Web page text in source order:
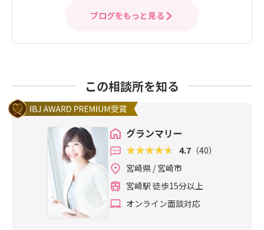
ブログをもっと見る
この相談所を知る
グランマリー
4.7 （40）
宮崎県 / 宮崎市
宮崎駅 徒歩15分以上
オンライン面談対応